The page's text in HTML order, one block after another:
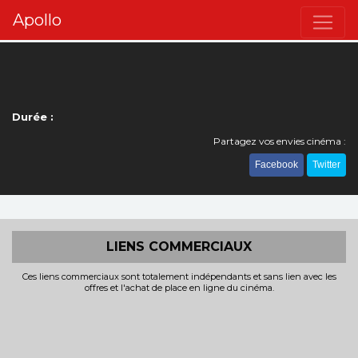
Apollo
Durée :
Partagez vos envies cinéma :
Facebook Twitter
LIENS COMMERCIAUX
Ces liens commerciaux sont totalement indépendants et sans lien avec les
offres et l'achat de place en ligne du cinéma.